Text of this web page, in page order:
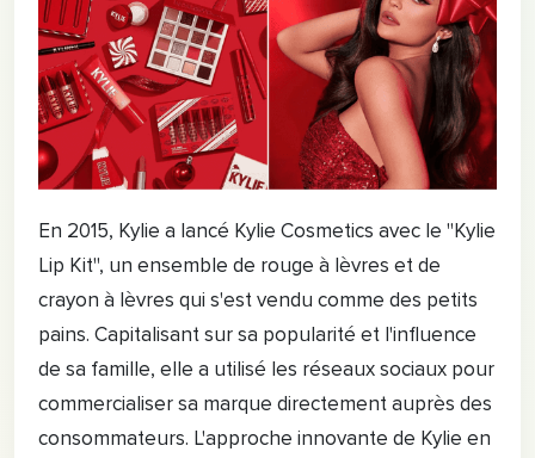
En 2015, Kylie a lancé Kylie Cosmetics avec le "Kylie
Lip Kit", un ensemble de rouge à lèvres et de
crayon à lèvres qui s'est vendu comme des petits
pains. Capitalisant sur sa popularité et l'influence
de sa famille, elle a utilisé les réseaux sociaux pour
commercialiser sa marque directement auprès des
consommateurs. L'approche innovante de Kylie en